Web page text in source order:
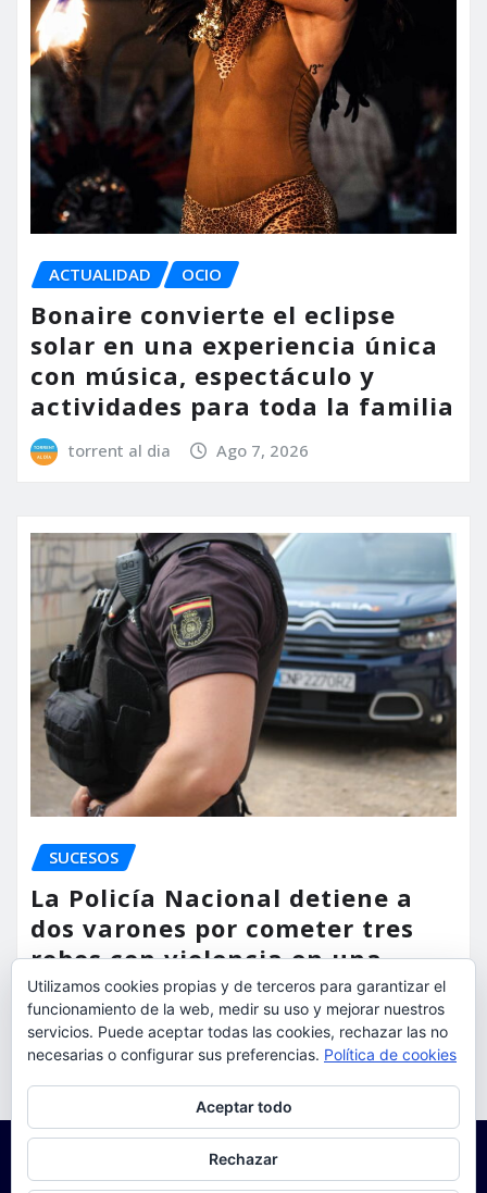
ACTUALIDAD OCIO
Bonaire convierte el eclipse
solar en una experiencia única
con música, espectáculo y
actividades para toda la familia
torrent al dia Ago 7, 2026
SUCESOS
La Policía Nacional detiene a
dos varones por cometer tres
robos con violencia en una
misma mañana
torrent al dia Ago 7, 2026
Utilizamos cookies propias y de terceros para garantizar el
funcionamiento de la web, medir su uso y mejorar nuestros
servicios. Puede aceptar todas las cookies, rechazar las no
necesarias o configurar sus preferencias. Política de cookies
Aceptar todo
Rechazar
Para obtener más información, incluido cómo gestionar las cookies,